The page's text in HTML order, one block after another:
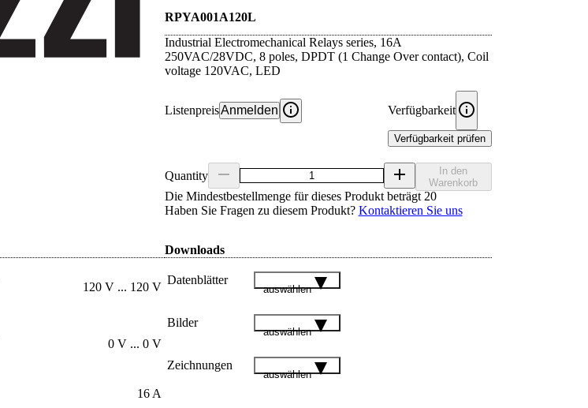
RPYA001A120L
Industrial Electromechanical Relays series, 16A
250VAC/28VDC, 8 poles, DPDT (1 Change Over contact), Coil
voltage 120VAC, LED
ListenpreisAnmelden Verfügbarkeit
Verfügbarkeit prüfen
Quantity
Die Mindestbestellmenge für dieses Produkt beträgt 20
In den
Warenkorb
Haben Sie Fragen zu diesem Produkt? Kontaktieren Sie uns
120 V ... 120 V
0 V ... 0 V
16 A
Downloads
Datenblätter
auswählen
Bilder
auswählen
Zeichnungen
auswählen